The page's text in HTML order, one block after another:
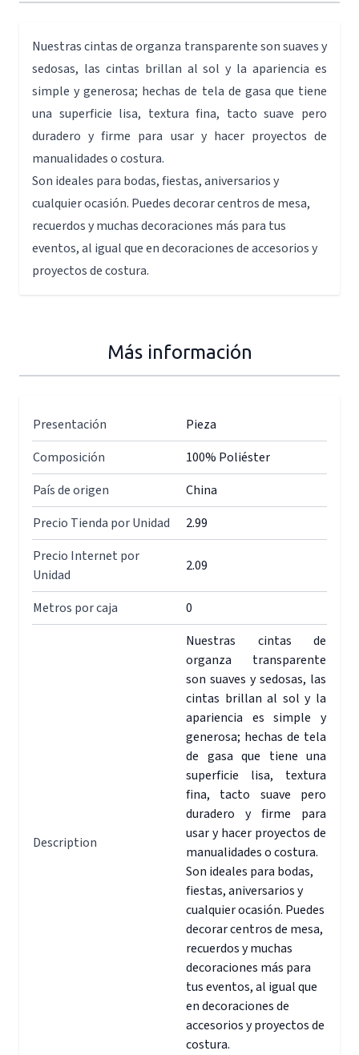
Nuestras cintas de organza transparente son suaves y
sedosas, las cintas brillan al sol y la apariencia es
simple y generosa; hechas de tela de gasa que tiene
una superficie lisa, textura fina, tacto suave pero
duradero y firme para usar y hacer proyectos de
manualidades o costura.
Son ideales para bodas, fiestas, aniversarios y
cualquier ocasión. Puedes decorar centros de mesa,
recuerdos y muchas decoraciones más para tus
eventos, al igual que en decoraciones de accesorios y
proyectos de costura.
Más información
Presentación
Pieza
Composición
100% Poliéster
País de origen
China
Precio Tienda por Unidad
2.99
Precio Internet por
Unidad
2.09
Metros por caja 0
Description
Nuestras cintas de
organza transparente
son suaves y sedosas, las
cintas brillan al sol y la
apariencia es simple y
generosa; hechas de tela
de gasa que tiene una
superficie lisa, textura
fina, tacto suave pero
duradero y firme para
usar y hacer proyectos de
manualidades o costura.
Son ideales para bodas,
fiestas, aniversarios y
cualquier ocasión. Puedes
decorar centros de mesa,
recuerdos y muchas
decoraciones más para
tus eventos, al igual que
en decoraciones de
accesorios y proyectos de
costura.